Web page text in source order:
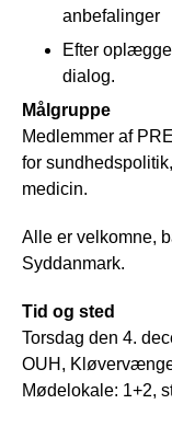
anbefalinger
Efter
dialog.
Målgruppe
Medlemmer af
for
medicin.
Alle er velkomne,
Syddanmark.
Tid og sted
Torsdag den 4.
OUH,
Mødelokale: 1+2,